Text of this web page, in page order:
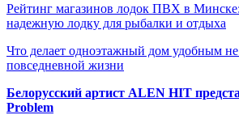
Рейтинг магазинов лодок ПВХ в
надежную лодку для рыбалки и отдыха
Что делает одноэтажный дом удобным не
повседневной жизни
Белорусский артист ALEN HIT
Problem